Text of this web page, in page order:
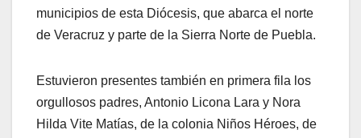
municipios de esta Diócesis, que abarca el norte
de Veracruz y parte de la Sierra Norte de Puebla.
Estuvieron presentes también en primera fila los
orgullosos padres, Antonio Licona Lara y Nora
Hilda Vite Matías, de la colonia Niños Héroes, de